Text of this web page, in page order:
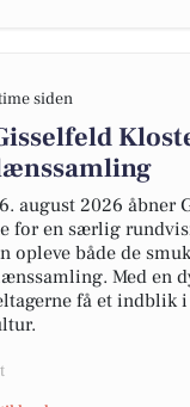
siden
august 2026 åbner
for en særlig
opleve både de
Med en
få et indblik